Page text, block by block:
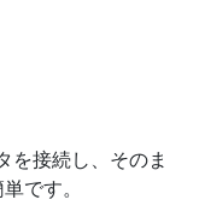
を接続し、そのま
です。